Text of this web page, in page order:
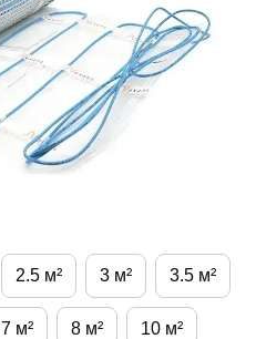
2.5 м² 3 м² 3.5 м²
7 м² 8 м² 10 м²